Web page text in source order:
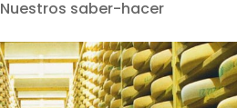
Nuestros saber-hacer